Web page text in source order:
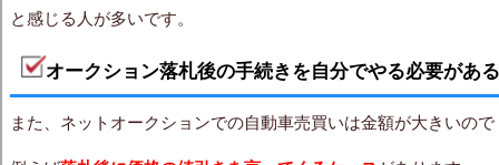
と感じる人が多いです。
オークション落札後の手続きを自分でやる必要がある
また、ネットオークションでの自動車売買いは金額が大きいの